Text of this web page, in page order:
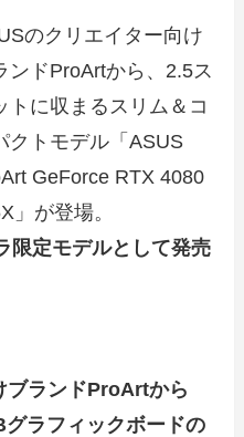
のクリエイター向け
ンドProArtから、2.5ス
トに収まるスリム＆コ
クトモデル「ASUS
GeForce RTX 4080
」が登場。
限定モデルとして発売
ブランドProArtから
ラフィックボードの